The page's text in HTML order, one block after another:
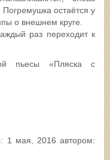
Погремушка остаётся у
о внешнем круге.
раз переходит к
пьесы «Пляска с
1 мая, 2016 автором: